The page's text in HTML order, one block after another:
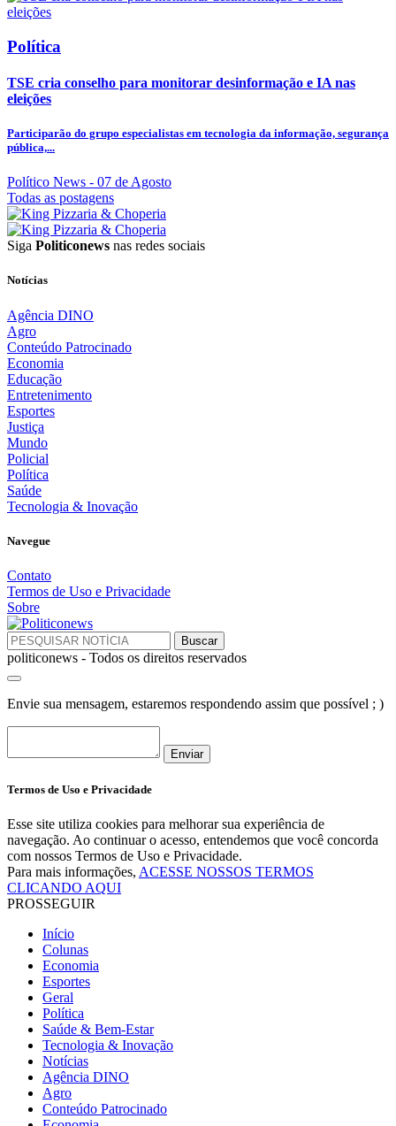
Política
TSE cria conselho para monitorar desinformação e IA nas
eleições
Participarão do grupo especialistas em tecnologia da informação, segurança
pública,...
Político News - 07 de Agosto
Todas as postagens
Siga Politiconews nas redes sociais
Notícias
Agência DINO
Agro
Conteúdo Patrocinado
Economia
Educação
Entretenimento
Esportes
Justiça
Mundo
Policial
Política
Saúde
Tecnologia & Inovação
Navegue
Contato
Termos de Uso e Privacidade
Sobre
politiconews - Todos os direitos reservados
Envie sua mensagem, estaremos respondendo assim que possível ; )
Enviar
Termos de Uso e Privacidade
Esse site utiliza cookies para melhorar sua experiência de
navegação. Ao continuar o acesso, entendemos que você concorda
com nossos Termos de Uso e Privacidade.
Para mais informações, ACESSE NOSSOS TERMOS
CLICANDO AQUI
PROSSEGUIR
Início
Colunas
Economia
Esportes
Geral
Política
Saúde & Bem-Estar
Tecnologia & Inovação
Notícias
Agência DINO
Agro
Conteúdo Patrocinado